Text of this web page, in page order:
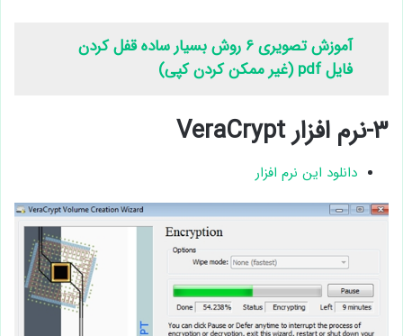
آموزش تصویری ۶ روش بسیار ساده قفل کردن
فایل pdf (غیر ممکن کردن کپی)
۳-نرم افزار VeraCrypt
دانلود این نرم افزار